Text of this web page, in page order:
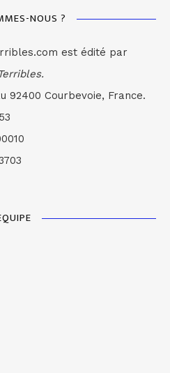
NOUS ?
est édité par
92400 Courbevoie, France.